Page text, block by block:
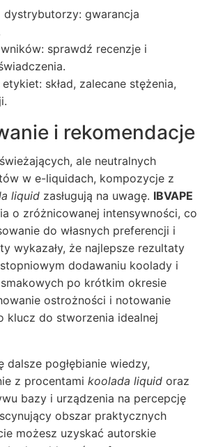
gwarancja
sprawdź recenzje i
skład, zalecane stężenia,
i rekomendacje
ale neutralnych
w e-liquidach, kompozycje z
liquid zasługują na uwagę. IBVAPE
o zróżnicowanej intensywności, co
do własnych preferencji i
wykazały, że najlepsze rezultaty
dodawaniu koolady i
po krótkim okresie
ostrożności i notowanie
klucz do stworzenia idealnej
dalsze pogłębianie wiedzy,
z procentami koolada liquid oraz
bazy i urządzenia na percepcję
obszar praktycznych
możesz uzyskać autorskie